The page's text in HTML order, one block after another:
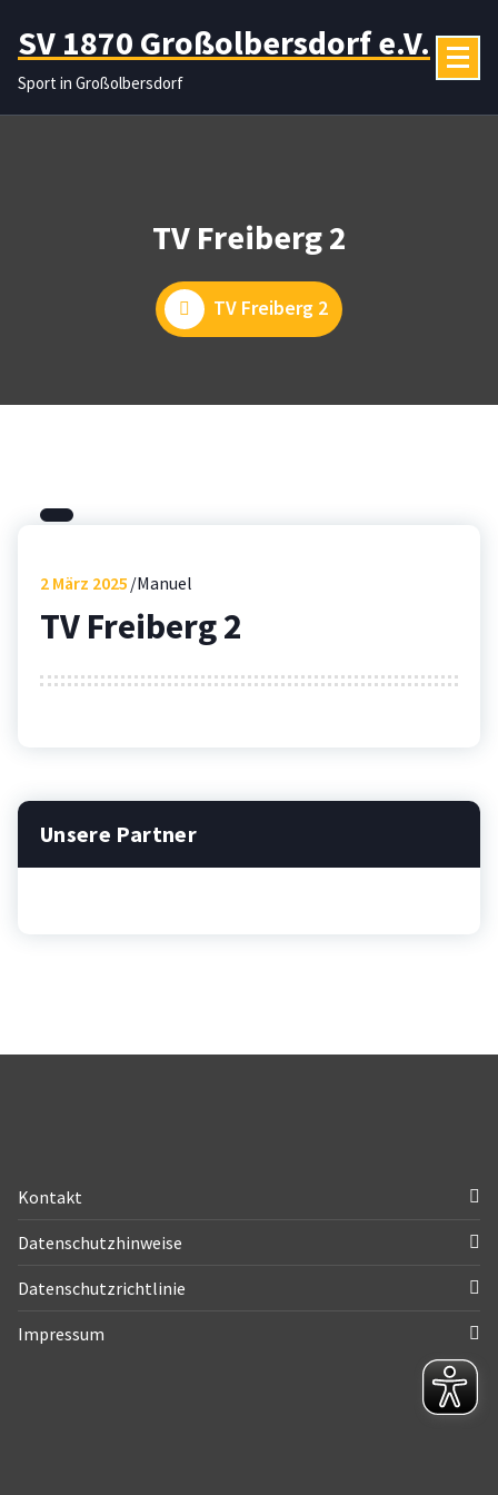
Inhalt
springen
SV 1870 Großolbersdorf e.V.
Sport in Großolbersdorf
TV Freiberg 2
TV Freiberg 2
2 März 2025 Manuel
TV Freiberg 2
Unsere Partner
Kontakt
Datenschutzhinweise
Datenschutzrichtlinie
Impressum